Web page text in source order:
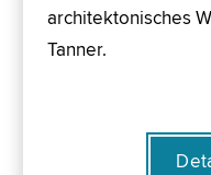
architektonisches
Tanner.